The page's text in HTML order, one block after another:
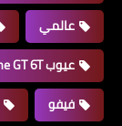
عالمي
عيوب Realme GT 6T
فيفو